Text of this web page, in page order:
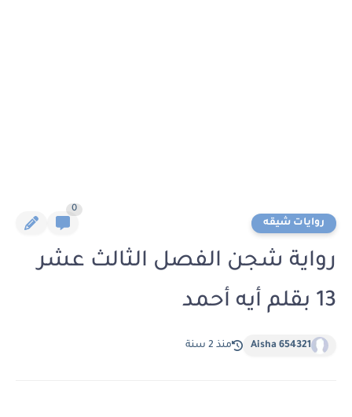
روايات شيقه
0
رواية شجن الفصل الثالث عشر
13 بقلم أيه أحمد
Aisha 654321 منذ 2 سنة